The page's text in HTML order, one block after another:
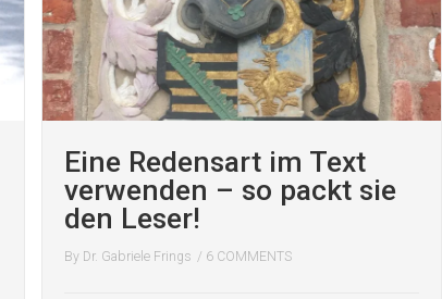
Eine Redensart im Text
verwenden – so packt sie
den Leser!
By Dr. Gabriele Frings / 6 COMMENTS